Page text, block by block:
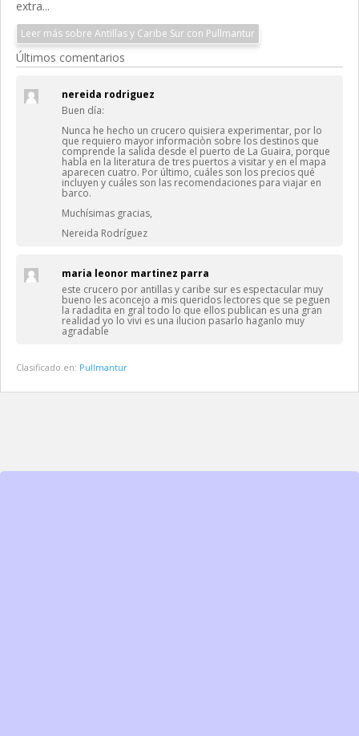
extra...
Leer más sobre Antillas y Caribe Sur con Pullmantur
Últimos comentarios
nereida rodriguez
Buen día:
Nunca he hecho un crucero quisiera experimentar, por lo
que requiero mayor informaciòn sobre los destinos que
comprende la salida desde el puerto de La Guaira, porque
habla en la literatura de tres puertos a visitar y en el mapa
aparecen cuatro. Por último, cuáles son los precios qué
incluyen y cuáles son las recomendaciones para viajar en
barco.
Muchísimas gracias,
Nereida Rodríguez
maria leonor martinez parra
este crucero por antillas y caribe sur es espectacular muy
bueno les aconcejo a mis queridos lectores que se peguen
la radadita en gral todo lo que ellos publican es una gran
realidad yo lo vivi es una ilucion pasarlo haganlo muy
agradable
Clasificado en: Pullmantur